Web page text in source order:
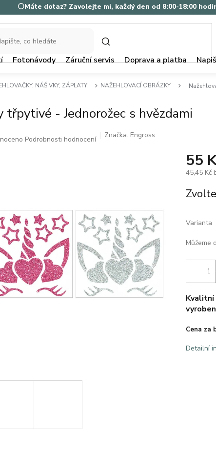
⚪Máte dotaz? Zavolejte mi, každý den od 8:00-18:00
HLEDAT
Fotonávody Záruční servis Doprava a platba
NÁŠIVKY, ZÁPLATY NAŽEHLOVACÍ OBRÁZKY
třpytivé - Jednorožec s hvězdami
Podrobnosti hodnocení Značka: Engross
55
45,45 Kč
cena:
Varianta
Můžeme
Cena za
Detailní